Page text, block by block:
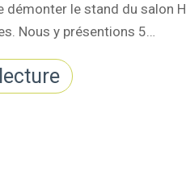
le stand du salon
Nous y présentions 5…